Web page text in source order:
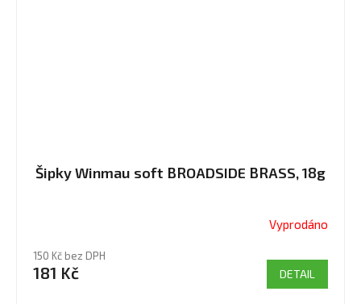
Šipky Winmau soft BROADSIDE BRASS, 18g
Vyprodáno
150 Kč bez DPH
181 Kč DETAIL